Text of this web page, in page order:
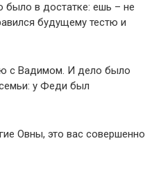
было в достатке: ешь – не
будущему тестю и
с Вадимом. И дело было
у Феди был
Овны, это вас совершенно